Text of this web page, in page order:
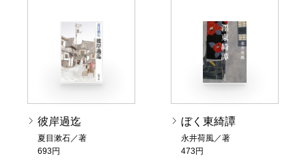
彼岸過迄
夏目漱石／著
693円
ぼく東綺譚
永井荷風／著
473円